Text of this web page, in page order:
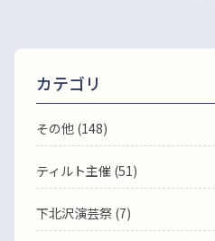
カテゴリ
その他 (148)
ティルト主催 (51)
下北沢演芸祭 (7)